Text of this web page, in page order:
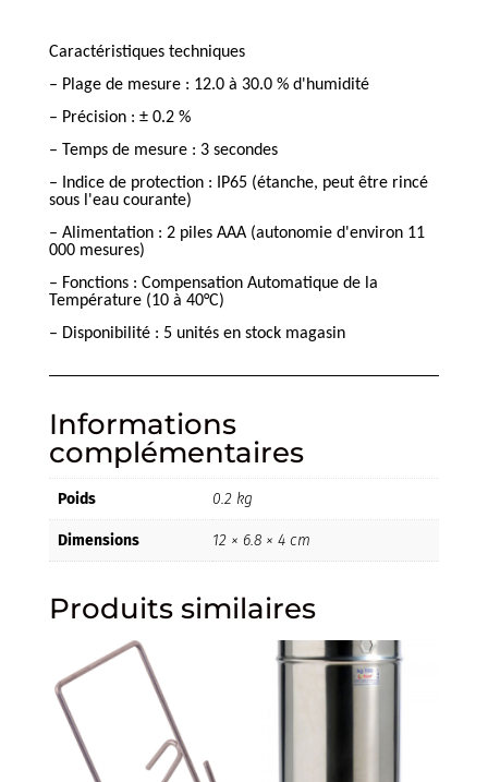
Caractéristiques techniques
– Plage de mesure : 12.0 à 30.0 % d'humidité
– Précision : ± 0.2 %
– Temps de mesure : 3 secondes
– Indice de protection : IP65 (étanche, peut être rincé
sous l'eau courante)
– Alimentation : 2 piles AAA (autonomie d'environ 11
000 mesures)
– Fonctions : Compensation Automatique de la
Température (10 à 40°C)
– Disponibilité : 5 unités en stock magasin
Informations
complémentaires
Poids 0.2 kg
Dimensions 12 × 6.8 × 4 cm
Produits similaires